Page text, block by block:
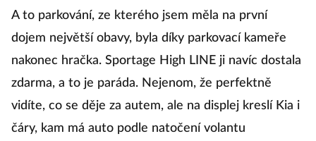
A to parkování, ze kterého jsem měla na první
dojem největší obavy, byla díky parkovací kameře
nakonec hračka. Sportage High LINE ji navíc dostala
zdarma, a to je paráda. Nejenom, že perfektně
vidíte, co se děje za autem, ale na displej kreslí Kia i
čáry, kam má auto podle natočení volantu